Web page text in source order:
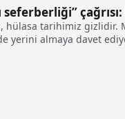
seferberliği”
hülasa tarihimiz
almaya davet